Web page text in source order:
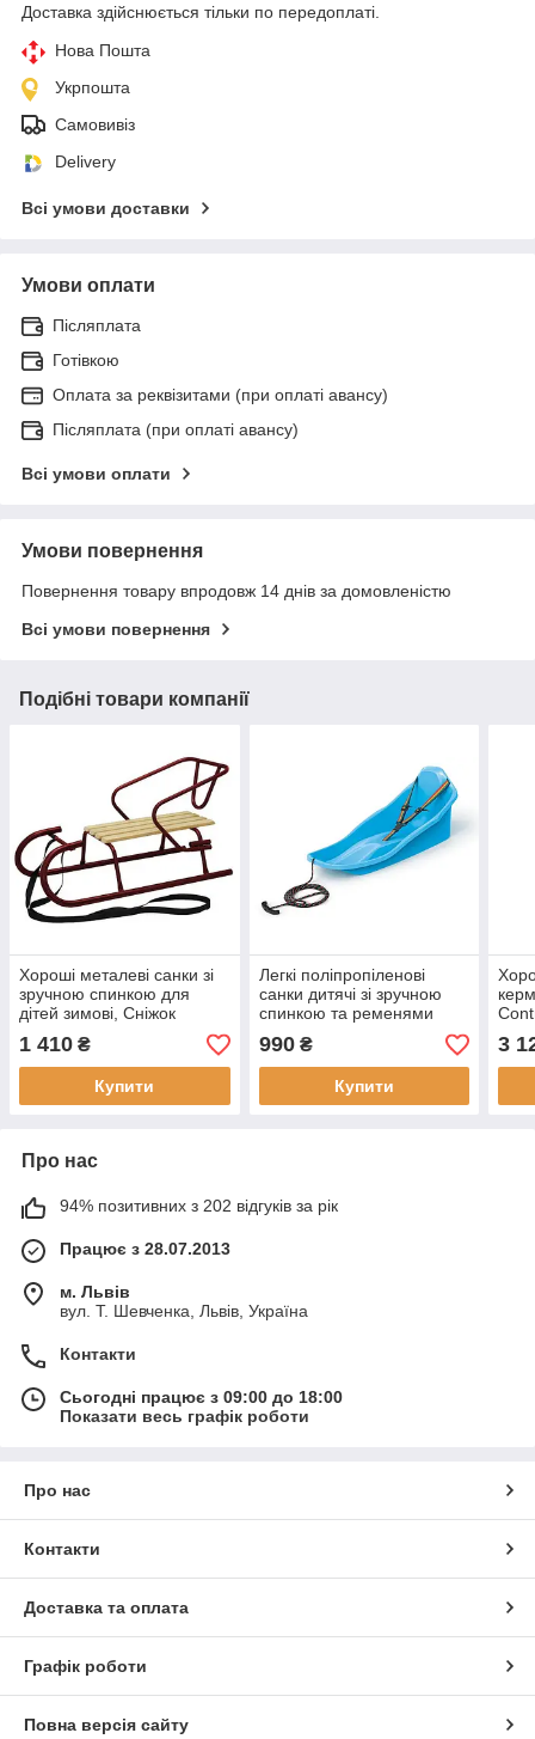
Доставка здійснюється тільки по передоплаті.
Нова Пошта
Укрпошта
Самовивіз
Delivery
Всі умови доставки
Умови оплати
Післяплата
Готівкою
Оплата за реквізитами (при оплаті авансу)
Післяплата (при оплаті авансу)
Всі умови оплати
Умови повернення
Повернення товару впродовж 14 днів за домовленістю
Всі умови повернення
Подібні товари компанії
Хороші металеві санки зі
зручною спинкою для
дітей зимові, Сніжок
Snower, для катання по
снігу, 2,8 кг Бордовий
1 410 ₴
Купити
Легкі поліпропіленові
санки дитячі зі зручною
спинкою та ременями
безпеки, Prosperplast Topo
990₴
Купити
3
Про нас
94% позитивних з 202 відгуків за рік
Працює з 28.07.2013
м. Львів
вул. Т. Шевченка, Львів, Україна
Контакти
Сьогодні працює з 09:00 до 18:00
Показати весь графік роботи
Про нас
Контакти
Доставка та оплата
Графік роботи
Повна версія сайту